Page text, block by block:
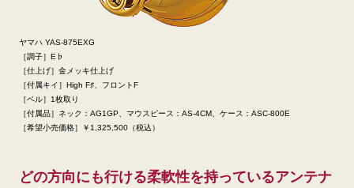
ヤマハ YAS-875EXG
［調子］E♭
［仕上げ］金メッキ仕上げ
［付属キイ］High F♯、フロントF
［ベル］1枚取り
［付属品］ネック：AG1GP、マウスピース：AS-4CM、ケース：ASC-800E
［希望小売価格］￥1,325,500（税込）
どの方向にも行ける柔軟性を持っているアンテナ